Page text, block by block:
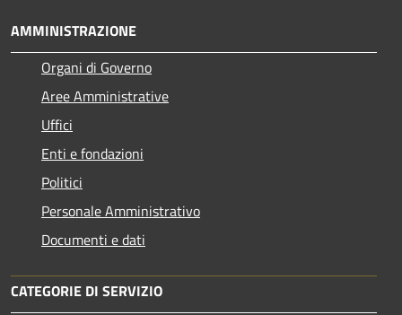
AMMINISTRAZIONE
Organi di Governo
Aree Amministrative
Uffici
Enti e fondazioni
Politici
Personale Amministrativo
Documenti e dati
CATEGORIE DI SERVIZIO